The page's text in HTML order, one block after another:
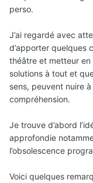
perso.
J’ai regardé avec
d’apporter quelques
théâtre et metteur en
solutions à tout et
sens, peuvent nuire
compréhension.
Je trouve d’abord
approfondie
l’obsolescence
Voici quelques